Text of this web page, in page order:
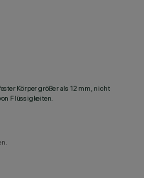
Körper größer als 12 mm, nicht
Flüssigkeiten.